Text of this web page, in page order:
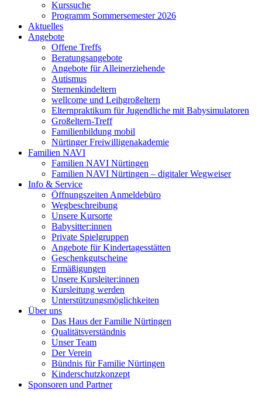
Kurssuche
Programm Sommersemester 2026
Aktuelles
Angebote
Offene Treffs
Beratungsangebote
Angebote für Alleinerziehende
Autismus
Sternenkindeltern
wellcome und Leihgroßeltern
Elternpraktikum für Jugendliche mit Babysimulatoren
Großeltern-Treff
Familienbildung mobil
Nürtinger Freiwilligenakademie
Familien NAVI
Familien NAVI Nürtingen
Familien NAVI Nürtingen – digitaler Wegweiser
Info & Service
Öffnungszeiten Anmeldebüro
Wegbeschreibung
Unsere Kursorte
Babysitter:innen
Private Spielgruppen
Angebote für Kindertagesstätten
Geschenkgutscheine
Ermäßigungen
Unsere Kursleiter:innen
Kursleitung werden
Unterstützungsmöglichkeiten
Über uns
Das Haus der Familie Nürtingen
Qualitätsverständnis
Unser Team
Der Verein
Bündnis für Familie Nürtingen
Kinderschutzkonzept
Sponsoren und Partner